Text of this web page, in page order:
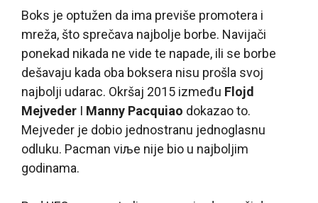
Boks je optužen da ima previše promotera i
mreža, što sprečava najbolje borbe. Navijači
ponekad nikada ne vide te napade, ili se borbe
dešavaju kada oba boksera nisu prošla svoj
najbolji udarac. Okršaj 2015 između Flojd
Mejveder I Manny Pacquiao dokazao to.
Mejveder je dobio jednostranu jednoglasnu
odluku. Pacman viљe nije bio u najboljim
godinama.